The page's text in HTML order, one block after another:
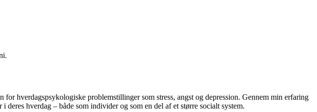
hverdagspsykologiske problemstillinger som stress, angst og depression. Gennem min erfaring
hverdag – både som individer og som en del af et større socialt system.